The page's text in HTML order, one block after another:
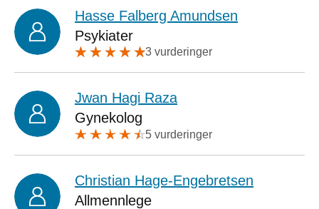
Hasse Falberg Amundsen
Psykiater
3 vurderinger
Jwan Hagi Raza
Gynekolog
5 vurderinger
Christian Hage-Engebretsen
Allmennlege